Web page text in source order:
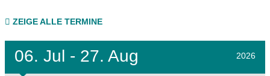
ZEIGE ALLE TERMINE
06. Jul - 27. Aug 2026